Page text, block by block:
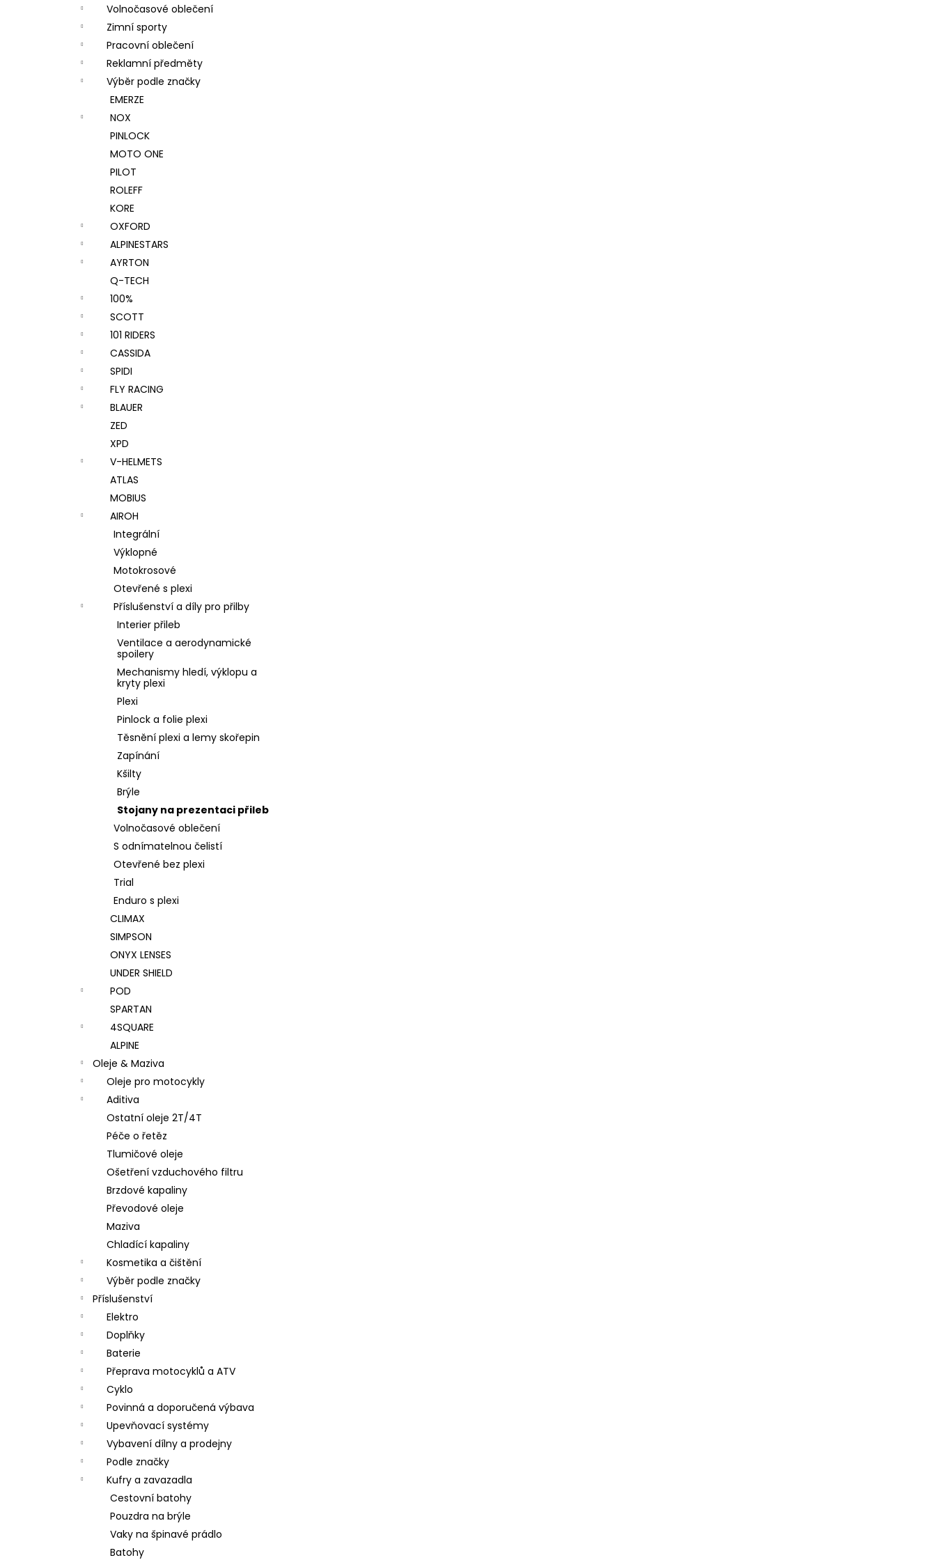
Volnočasové oblečení
Zimní sporty
Pracovní oblečení
Reklamní předměty
Výběr podle značky
EMERZE
NOX
PINLOCK
MOTO ONE
PILOT
ROLEFF
KORE
OXFORD
ALPINESTARS
AYRTON
Q-TECH
100%
SCOTT
101 RIDERS
CASSIDA
SPIDI
FLY RACING
BLAUER
ZED
XPD
V-HELMETS
ATLAS
MOBIUS
AIROH
Integrální
Výklopné
Motokrosové
Otevřené s plexi
Příslušenství a díly pro přilby
Interier přileb
Ventilace a aerodynamické
spoilery
Mechanismy hledí, výklopu a
kryty plexi
Plexi
Pinlock a folie plexi
Těsnění plexi a lemy skořepin
Zapínání
Kšilty
Brýle
Stojany na prezentaci přileb
Volnočasové oblečení
S odnímatelnou čelistí
Otevřené bez plexi
Trial
Enduro s plexi
CLIMAX
SIMPSON
ONYX LENSES
UNDER SHIELD
POD
SPARTAN
4SQUARE
ALPINE
Oleje & Maziva
Oleje pro motocykly
Aditiva
Ostatní oleje 2T/4T
Péče o řetěz
Tlumičové oleje
Ošetření vzduchového filtru
Brzdové kapaliny
Převodové oleje
Maziva
Chladící kapaliny
Kosmetika a čištění
Výběr podle značky
Příslušenství
Elektro
Doplňky
Baterie
Přeprava motocyklů a ATV
Cyklo
Povinná a doporučená výbava
Upevňovací systémy
Vybavení dílny a prodejny
Podle značky
Kufry a zavazadla
Cestovní batohy
Pouzdra na brýle
Vaky na špinavé prádlo
Batohy